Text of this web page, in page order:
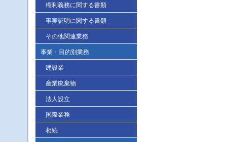
権利義務に関する書類
事実証明に関する書類
その他関連業務
事業・目的別業務
建設業
産業廃棄物
法人設立
国際業務
相続